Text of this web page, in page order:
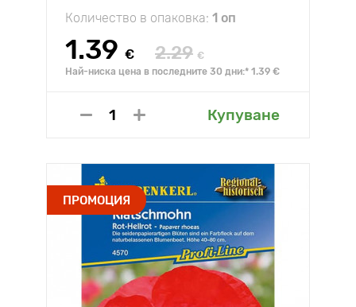
Количество в опаковка: 1 оп
1.39 € 2.29 €
Най-ниска цена в последните 30 дни:* 1.39 €
Купуване
ПРОМОЦИЯ